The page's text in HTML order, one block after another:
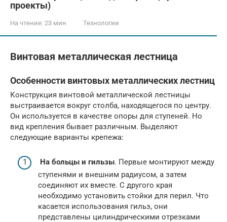
проекты)
На чтение: 23 мин Технологии
Винтовая металлическая лестница
Особенности винтовых металлических лестниц
Конструкция винтовой металлической лестницы
выстраивается вокруг столба, находящегося по центру.
Он используется в качестве опоры для ступеней. Но
вид крепления бывает различным. Выделяют
следующие варианты крепежа:
На больцы и гильзы. Первые монтируют между
ступенями и внешним радиусом, а затем
соединяют их вместе. С другого края
необходимо установить стойки для перил. Что
касается использования гильз, они
представлены цилиндрическими отрезками